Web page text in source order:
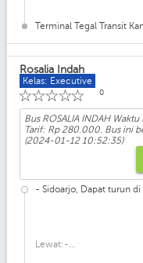
Terminal Tegal Transit
Rosalia Indah
Kelas: Executive
☆
☆
☆
☆
☆ 0
Bus ROSALIA INDAH
Tarif: Rp 280.000. Bus ini
(2024-01-12 10:52:35)
- Sidoarjo, Dapat turun di
Lewat:-...